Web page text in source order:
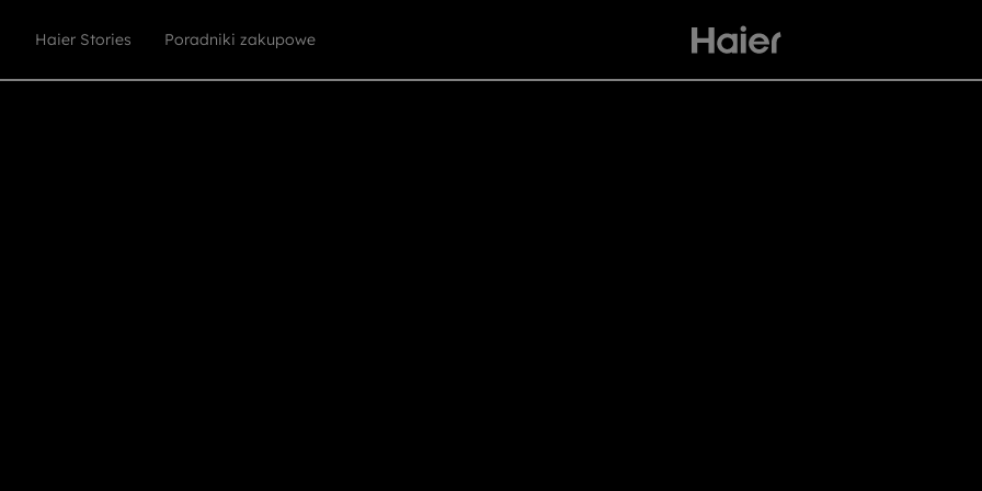
Haier Stories Poradniki zakupowe